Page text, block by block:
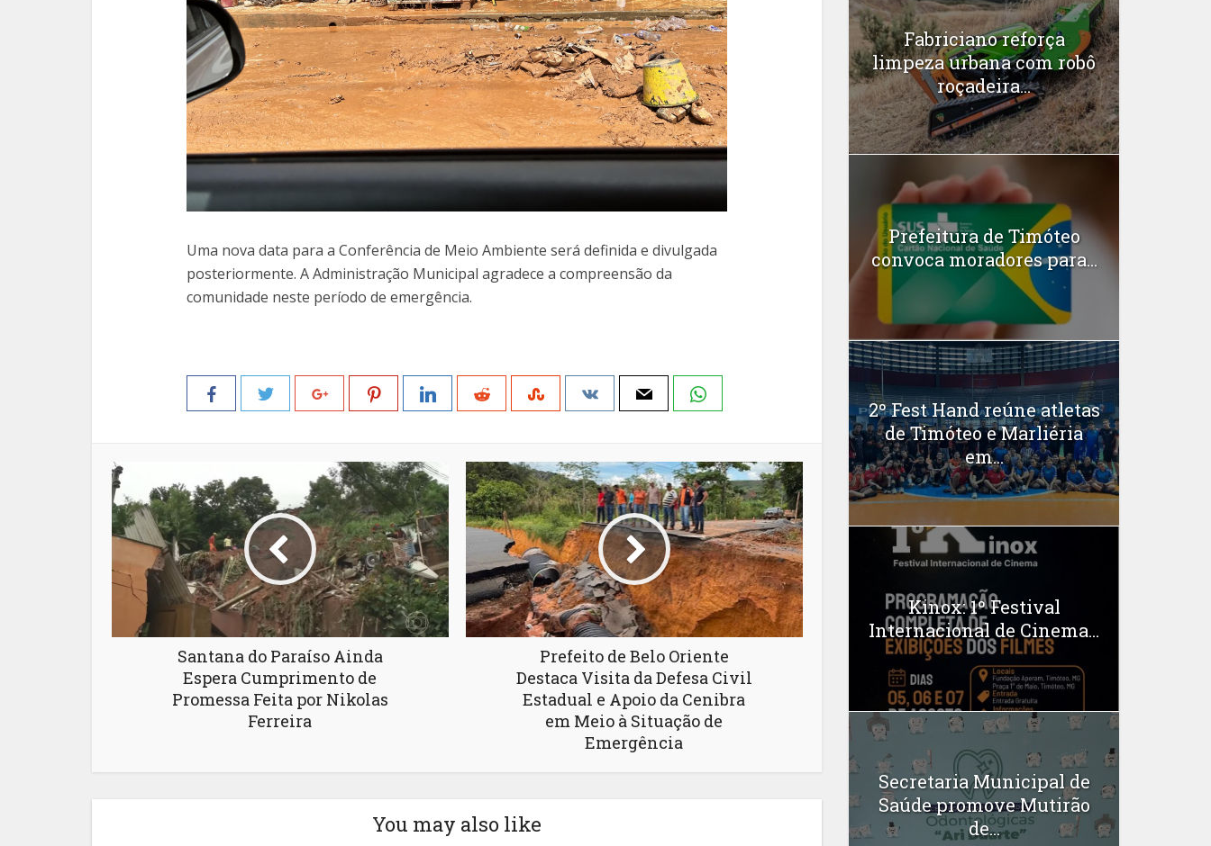
Uma nova data para a Conferência de Meio Ambiente será definida e divulgada
posteriormente. A Administração Municipal agradece a compreensão da
comunidade neste período de emergência.
Santana do Paraíso Ainda
Espera Cumprimento de
Promessa Feita por Nikolas
Ferreira
Prefeito de Belo Oriente
Destaca Visita da Defesa Civil
Estadual e Apoio da Cenibra
em Meio à Situação de
Emergência
You may also like
Fabriciano reforça
limpeza urbana com robô
roçadeira...
Prefeitura de Timóteo
convoca moradores para...
2º Fest Hand reúne atletas
de Timóteo e Marliéria
em...
Kinox: 1º Festival
Internacional de Cinema...
Secretaria Municipal de
Saúde promove Mutirão
de...